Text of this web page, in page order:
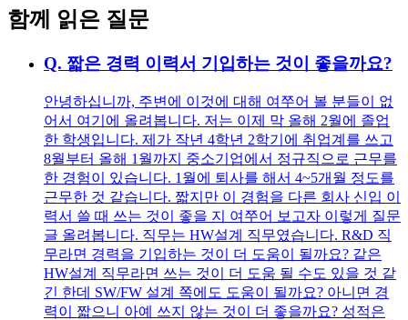
함께 읽은 질문
Q. 짧은 경력 이력서 기입하는 것이 좋을까요?
안녕하십니까, 주변에 이것에 대해 여쭈어 볼 분들이 없
어서 여기에 올려봅니다. 저는 이제 막 올해 2월에 졸업
한 학생입니다. 제가 작년 4학년 2학기에 취업계를 쓰고
8월부터 올해 1월까지 중소기업에서 정규직으로 근무를
한 경험이 있습니다. 1월에 퇴사를 해서 4~5개월 정도를
근무한 것 같습니다. 짧지만 이 경험을 다른 회사 신입 이
력서 쓸 때 쓰는 것이 좋을 지 여쭈어 보고자 이렇게 질문
글 올려봅니다. 직무는 HW설계 직무였습니다. R&D 직
무라면 경력을 기입하는 것이 더 도움이 될까요? 같은
HW설계 직무라면 쓰는 것이 더 도움 될 수도 있을 것 같
긴 한데 SW/FW 설계 쪽에도 도움이 될까요? 아니면 경
력이 짧으니 아예 쓰지 않는 것이 더 좋을까요? 성적은